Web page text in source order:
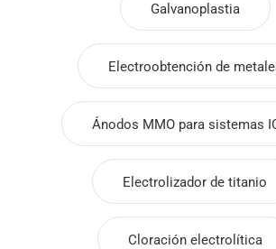
Galvanoplastia
Electroobtención de
Ánodos MMO para sistemas
Electrolizador de titanio
Cloración electrolítica